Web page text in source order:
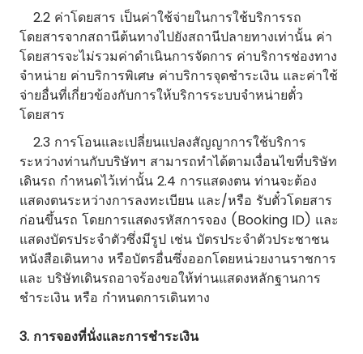
2.2 ค่าโดยสาร เป็นค่าใช้จ่ายในการใช้บริการรถ
โดยสารจากสถานีต้นทางไปยังสถานีปลายทางเท่านั้น ค่า
โดยสารจะไม่รวมค่าดำเนินการจัดการ ค่าบริการช่องทาง
จำหน่าย ค่าบริการพิเศษ ค่าบริการจุดชำระเงิน และค่าใช้
จ่ายอื่นที่เกี่ยวข้องกับการให้บริการระบบจำหน่ายตั๋ว
โดยสาร
2.3 การโอนและเปลี่ยนแปลงสัญญาการใช้บริการ
ระหว่างท่านกับบริษัทฯ สามารถทำได้ตามเงื่อนไขที่บริษัท
เดินรถ กำหนดไว้เท่านั้น 2.4 การแสดงตน ท่านจะต้อง
แสดงตนระหว่างการลงทะเบียน และ/หรือ รับตั๋วโดยสาร
ก่อนขึ้นรถ โดยการแสดงรหัสการจอง (Booking ID) และ
แสดงบัตรประจำตัวซึ่งมีรูป เช่น บัตรประจำตัวประชาชน
หนังสือเดินทาง หรือบัตรอื่นซึ่งออกโดยหน่วยงานราชการ
และ บริษัทเดินรถอาจร้องขอให้ท่านแสดงหลักฐานการ
ชำระเงิน หรือ กำหนดการเดินทาง
3. การจองที่นั่งและการชำระเงิน